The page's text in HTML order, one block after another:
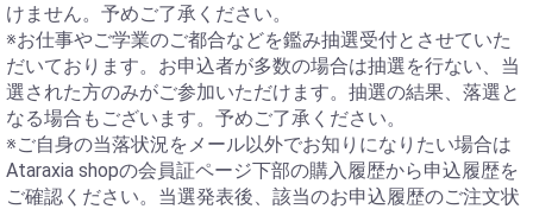
けません。予めご了承ください。
※お仕事やご学業のご都合などを鑑み抽選受付とさせていた
だいております。お申込者が多数の場合は抽選を行ない、当
選された方のみがご参加いただけます。抽選の結果、落選と
なる場合もございます。予めご了承ください。
※ご自身の当落状況をメール以外でお知りになりたい場合は
Ataraxia shopの会員証ページ下部の購入履歴から申込履歴を
ご確認ください。当選発表後、該当のお申込履歴のご注文状